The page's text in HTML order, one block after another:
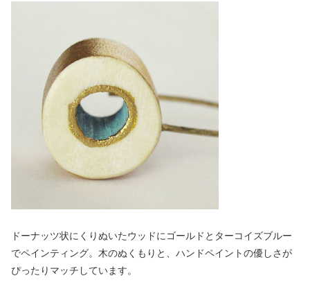
ドーナッツ状にくりぬいたウッドにゴールドとターコイズブルー
でペインティング。木のぬくもりと、ハンドペイントの優しさが
ぴったりマッチしています。